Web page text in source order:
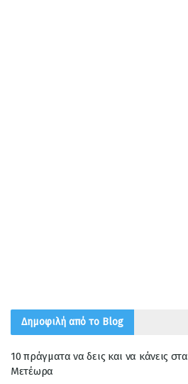
Δημοφιλή από το Blog
10 πράγματα να δεις και να κάνεις στα
Μετέωρα